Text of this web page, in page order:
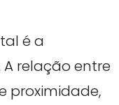
é a
relação entre
proximidade,